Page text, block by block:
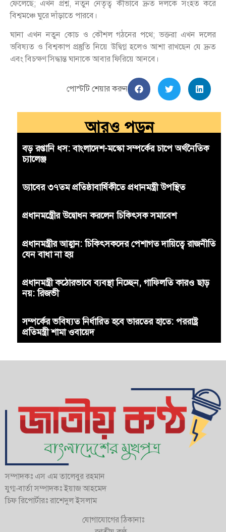
ফেলেছে; এখন প্রশ্ন, নতুন নেতৃত্ব কীভাবে দ্রুত দলকে সংহত করে
বিশ্বমঞ্চে ঘুরে দাঁড়াতে পারবে।
ঘানা এখন নতুন কোচ ও কৌশল গঠনের পথে; ভক্তরা এখন দলের
ভবিষ্যত ও বিশ্বকাপ প্রস্তুতি নিয়ে উদ্বিগ্ন হলেও আশা রাখছেন যে দ্রুত
এবং বিচক্ষণ সিদ্ধান্ত ঘানাকে আবার ফিরিয়ে আনবে।
পোস্টটি শেয়ার করুন
আরও পড়ুন
বড় রপ্তানি ধস: বাংলাদেশ-মস্কো সম্পর্কের চাপে অর্থনৈতিক
চ্যালেঞ্জ
ড্যাবের ৩৭তম প্রতিষ্ঠাবার্ষিকীতে প্রধানমন্ত্রী উপস্থিত
প্রধানমন্ত্রীের উদ্বোধন করলেন চিকিৎসক সমাবেশ
প্রধানমন্ত্রীর আহ্বান: চিকিৎসকদের পেশাগত দায়িত্বে রাজনীতি
যেন বাধা না হয়
প্রধানমন্ত্রী কঠোরভাবে ব্যবস্থা নিচ্ছেন, গাফিলতি কারও ছাড়
নয়: রিজভী
সম্পর্কের ভবিষ্যত নির্ধারিত হবে ভারতের হাতে: পররাষ্ট্র
প্রতিমন্ত্রী শামা ওবায়েদ
সম্পাদকঃ এস এম তালেবুর রহমান
যুগ্ম-বার্তা সম্পাদকঃ ইয়াজ আহমেদ
চিফ রিপোর্টারঃ রাশেদুল ইসলাম
যোগাযোগের ঠিকানাঃ